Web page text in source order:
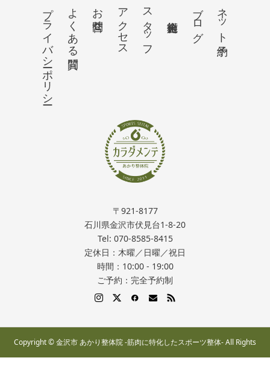
ネット予約
ブログ
スタッフ
アクセス
お問合せ
よくある質問
プライバシーポリシー
〒921-8177
石川県金沢市伏見台1-8-20
Tel: 070-8585-8415
定休日：木曜／日曜／祝日
時間：10:00 - 19:00
ご予約：完全予約制
Copyright © 金沢市 あかり整体院 -筋肉に特化したスポーツ整体- All Rights